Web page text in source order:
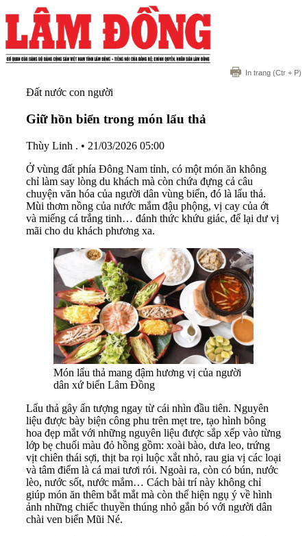
In trang (Ctr + P)
Đất nước con người
Giữ hồn biển trong món lẩu thả
Thùy Linh . • 21/03/2026 05:00
Ở vùng đất phía Đông Nam tỉnh, có một món ăn không
chỉ làm say lòng du khách mà còn chứa đựng cả câu
chuyện văn hóa của người dân vùng biển, đó là lẩu thả.
Mùi thơm nồng của nước mắm đậu phộng, vị cay của ớt
và miếng cá trắng tinh… đánh thức khứu giác, để lại dư vị
mãi cho du khách phương xa.
Món lẩu thả mang đậm hương vị của người
dân xứ biển Lâm Đồng
Lẩu thả gây ấn tượng ngay từ cái nhìn đầu tiên. Nguyên
liệu được bày biện công phu trên mẹt tre, tạo hình bông
hoa đẹp mắt với những nguyên liệu được sắp xếp vào từng
lớp bẹ chuối màu đỏ hồng gồm: xoài bào, dưa leo, trứng
vịt chiên thái sợi, thịt ba rọi luộc xắt nhỏ, rau gia vị các loại
và tâm điểm là cá mai tươi rói. Ngoài ra, còn có bún, nước
lèo, nước sốt, nước mắm… Cách bài trí này không chỉ
giúp món ăn thêm bắt mắt mà còn thể hiện ngụ ý về hình
ảnh những chiếc thuyền thúng nhỏ gắn bó với người dân
chài ven biển Mũi Né.